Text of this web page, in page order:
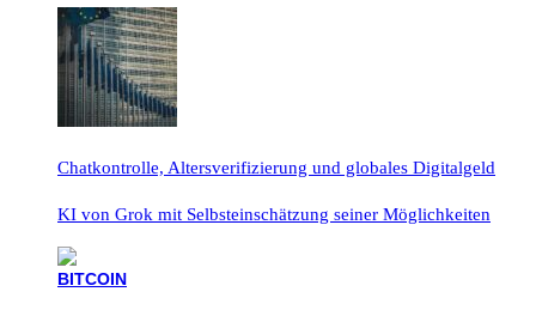
Chatkontrolle, Altersverifizierung und globales Digitalgeld
KI von Grok mit Selbsteinschätzung seiner Möglichkeiten